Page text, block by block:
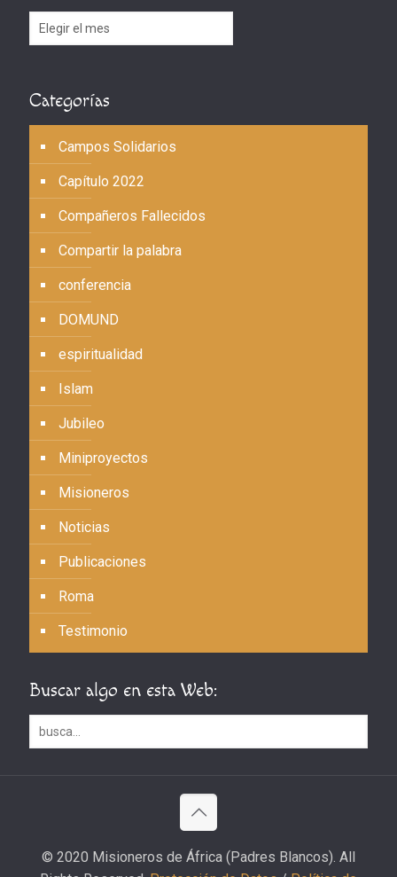
Archivos
Categorías
Campos Solidarios
Capítulo 2022
Compañeros Fallecidos
Compartir la palabra
conferencia
DOMUND
espiritualidad
Islam
Jubileo
Miniproyectos
Misioneros
Noticias
Publicaciones
Roma
Testimonio
Buscar algo en esta Web:
© 2020 Misioneros de África (Padres Blancos). All